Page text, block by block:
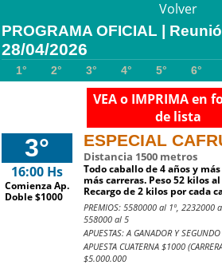
Volver
PROGRAMA OFICIAL |
28/04/2026
1° 2° 3° 4° 5° 6°
VEA o IMPRIMA en
de lista
3°
16:00 Hs
Comienza Ap.
Doble $1000
ESPECIAL
Distancia 1500 metros
Todo caballo de 4 años y
más carreras. Peso 52 kilos
Recargo de 2 kilos por cada
PREMIOS: 5580000 al 1º, 2232000
558000 al 5
APUESTAS: A GANADOR Y
APUESTA CUATERNA $1000
$5.000.000